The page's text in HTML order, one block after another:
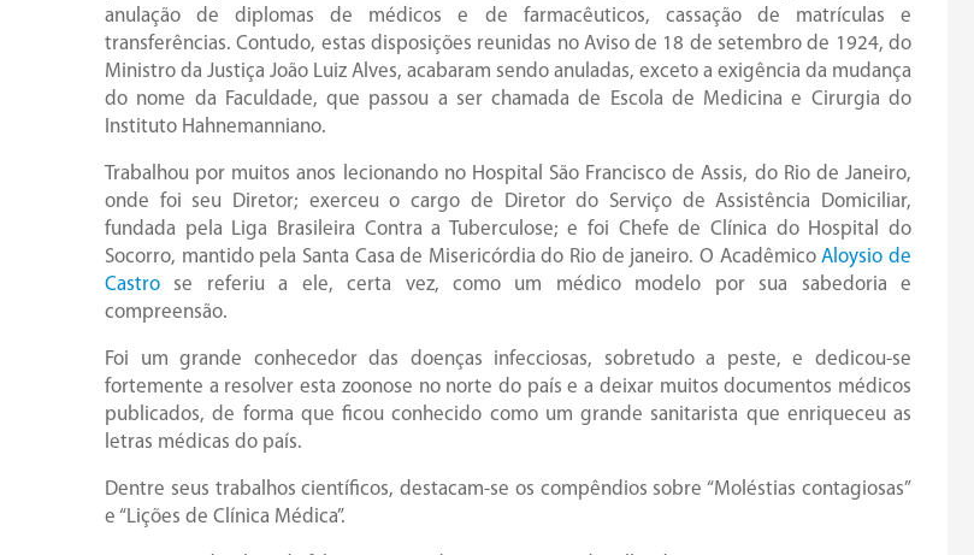
anulação de diplomas de médicos e de farmacêuticos, cassação de matrículas e
transferências. Contudo, estas disposições reunidas no Aviso de 18 de setembro de 1924, do
Ministro da Justiça João Luiz Alves, acabaram sendo anuladas, exceto a exigência da mudança
do nome da Faculdade, que passou a ser chamada de Escola de Medicina e Cirurgia do
Instituto Hahnemanniano.
Trabalhou por muitos anos lecionando no Hospital São Francisco de Assis, do Rio de Janeiro,
onde foi seu Diretor; exerceu o cargo de Diretor do Serviço de Assistência Domiciliar,
fundada pela Liga Brasileira Contra a Tuberculose; e foi Chefe de Clínica do Hospital do
Socorro, mantido pela Santa Casa de Misericórdia do Rio de janeiro. O AcadêmicoAloysio de
Castro se referiu a ele, certa vez, como um médico modelo por sua sabedoria e
compreensão.
Foi um grande conhecedor das doenças infecciosas, sobretudo a peste, e dedicou-se
fortemente a resolver esta zoonose no norte do país e a deixar muitos documentos médicos
publicados, de forma que ficou conhecido como um grande sanitarista que enriqueceu as
letras médicas do país.
Dentre seus trabalhos científicos, destacam-se os compêndios sobre “Moléstias contagiosas”
e “Lições de Clínica Médica”.